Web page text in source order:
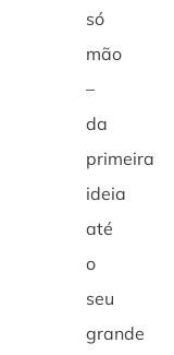
só
mão
–
da
primeira
ideia
até
o
seu
grande